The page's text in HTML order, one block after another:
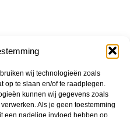
wij technologieën zoals
op te slaan en/of te raadplegen.
kunnen wij gegevens zoals
Als je geen toestemming
een nadelige invloed hebben op